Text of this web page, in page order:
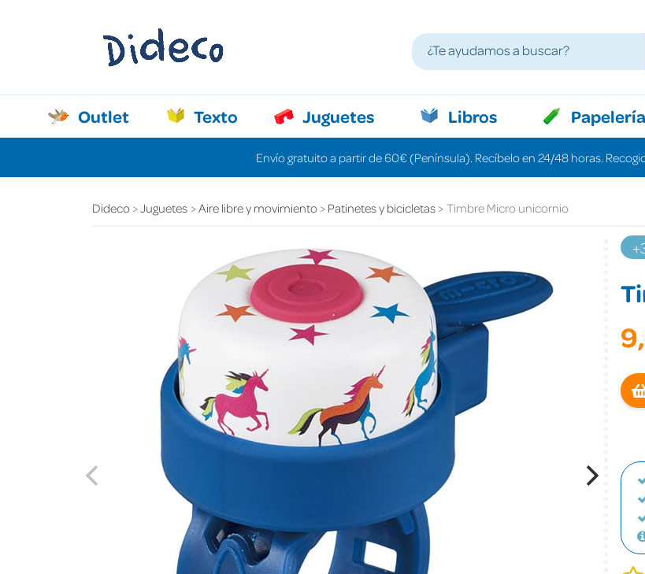
Outlet Texto Juguetes Libros Papelería
Envío gratuito a partir de 60€ (Península). Recíbelo en 24/48 horas.
Dideco Juguetes Aire libre y movimiento Patinetes y bicicletas Timbre Micro unicornio